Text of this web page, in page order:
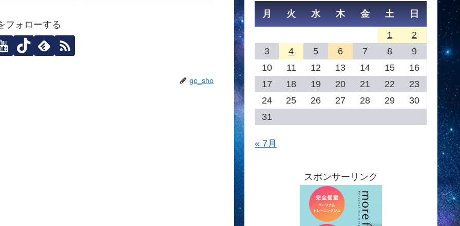
フォローする
go_sho
月 火 水 木 金 土 日
1
2
3
4 5 6 7 8
9
10
11 12 13 14 15
16
17
18 19 20 21 22
23
24
25 26 27 28 29
30
31
« 7月
スポンサーリンク